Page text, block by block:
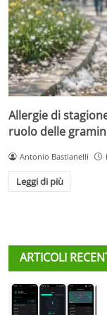
Allergie di
ruolo delle
Antonio Bastianelli
Leggi di più
ARTICOLI